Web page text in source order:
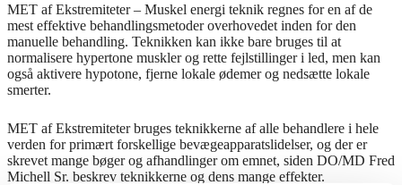
MET af Ekstremiteter – Muskel energi teknik regnes for en af de
mest effektive behandlingsmetoder overhovedet inden for den
manuelle behandling. Teknikken kan ikke bare bruges til at
normalisere hypertone muskler og rette fejlstillinger i led, men kan
også aktivere hypotone, fjerne lokale ødemer og nedsætte lokale
smerter.
MET af Ekstremiteter bruges teknikkerne af alle behandlere i hele
verden for primært forskellige bevægeapparatslidelser, og der er
skrevet mange bøger og afhandlinger om emnet, siden DO/MD Fred
Michell Sr. beskrev teknikkerne og dens mange effekter.